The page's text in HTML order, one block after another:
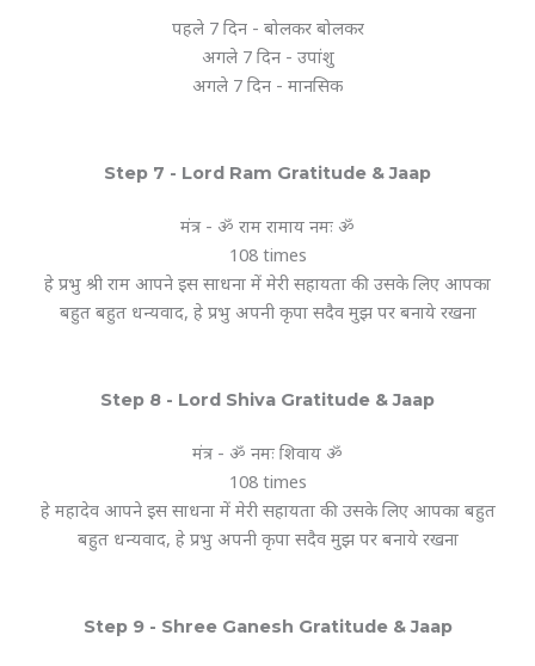
पहले 7 दिन - बोलकर बोलकर
अगले 7 दिन - उपांशु
अगले 7 दिन - मानसिक
Step 7 - Lord Ram Gratitude & Jaap
मंत्र - ॐ राम रामाय नमः ॐ
108 times
हे प्रभु श्री राम आपने इस साधना में मेरी सहायता की उसके लिए आपका
बहुत बहुत धन्यवाद, हे प्रभु अपनी कृपा सदैव मुझ पर बनाये रखना
Step 8 - Lord Shiva Gratitude & Jaap
मंत्र - ॐ नमः शिवाय ॐ
108 times
हे महादेव आपने इस साधना में मेरी सहायता की उसके लिए आपका बहुत
बहुत धन्यवाद, हे प्रभु अपनी कृपा सदैव मुझ पर बनाये रखना
Step 9 - Shree Ganesh Gratitude & Jaap